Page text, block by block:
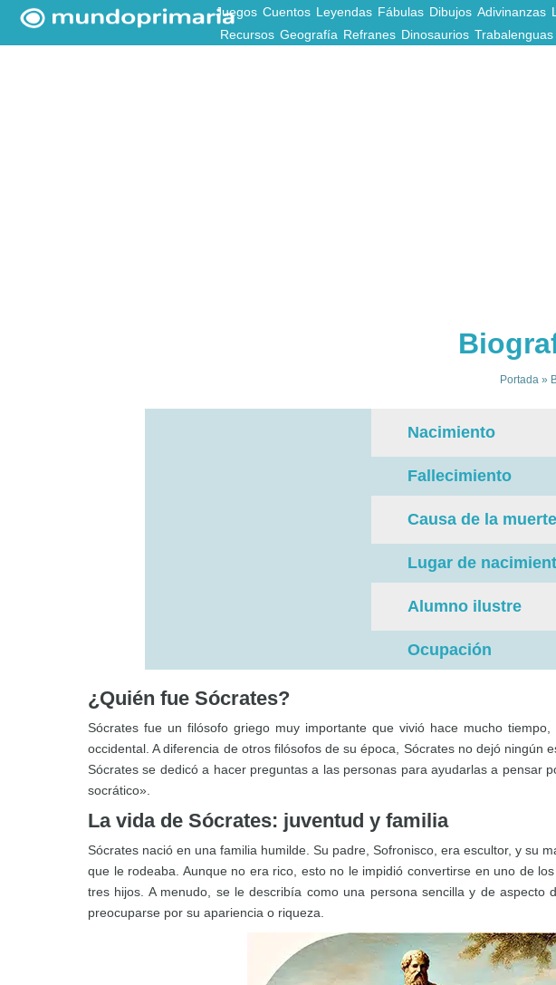
Juegos Cuentos Leyendas Fábulas Dibujos Adivinanzas
Recursos Geografía Refranes Dinosaurios Trabalenguas
Portada»
Nacimiento
Fallecimiento
Causa de la muerte
Lugar de
Alumno ilustre
Ocupación
¿Quién fue Sócrates?
Sócrates fue un filósofo griego muy importante que vivió hace mucho
occidental. A diferencia de otros filósofos de su época, Sócrates no dejó ningún
Sócrates se dedicó a hacer preguntas a las personas para ayudarlas a pensar
socrático».
La vida de Sócrates: juventud y familia
Sócrates nació en una familia humilde. Su padre, Sofronisco, era escultor, y su
que le rodeaba. Aunque no era rico, esto no le impidió convertirse en uno de
tres hijos. A menudo, se le describía como una persona sencilla y de
preocuparse por su apariencia o riqueza.